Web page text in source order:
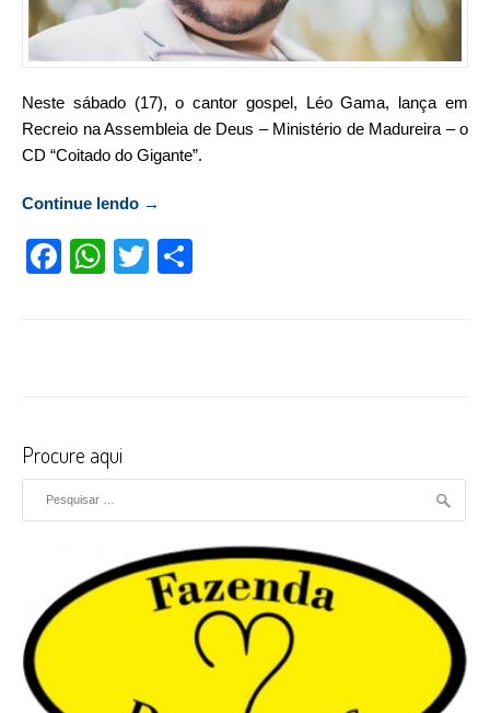
Neste sábado (17), o cantor gospel, Léo Gama, lança em
Recreio na Assembleia de Deus – Ministério de Madureira – o
CD “Coitado do Gigante”.
Continue lendo “Cantor gospel lança CD neste sábado (17)
→
Facebook
WhatsApp
Twitter
Procure aqui